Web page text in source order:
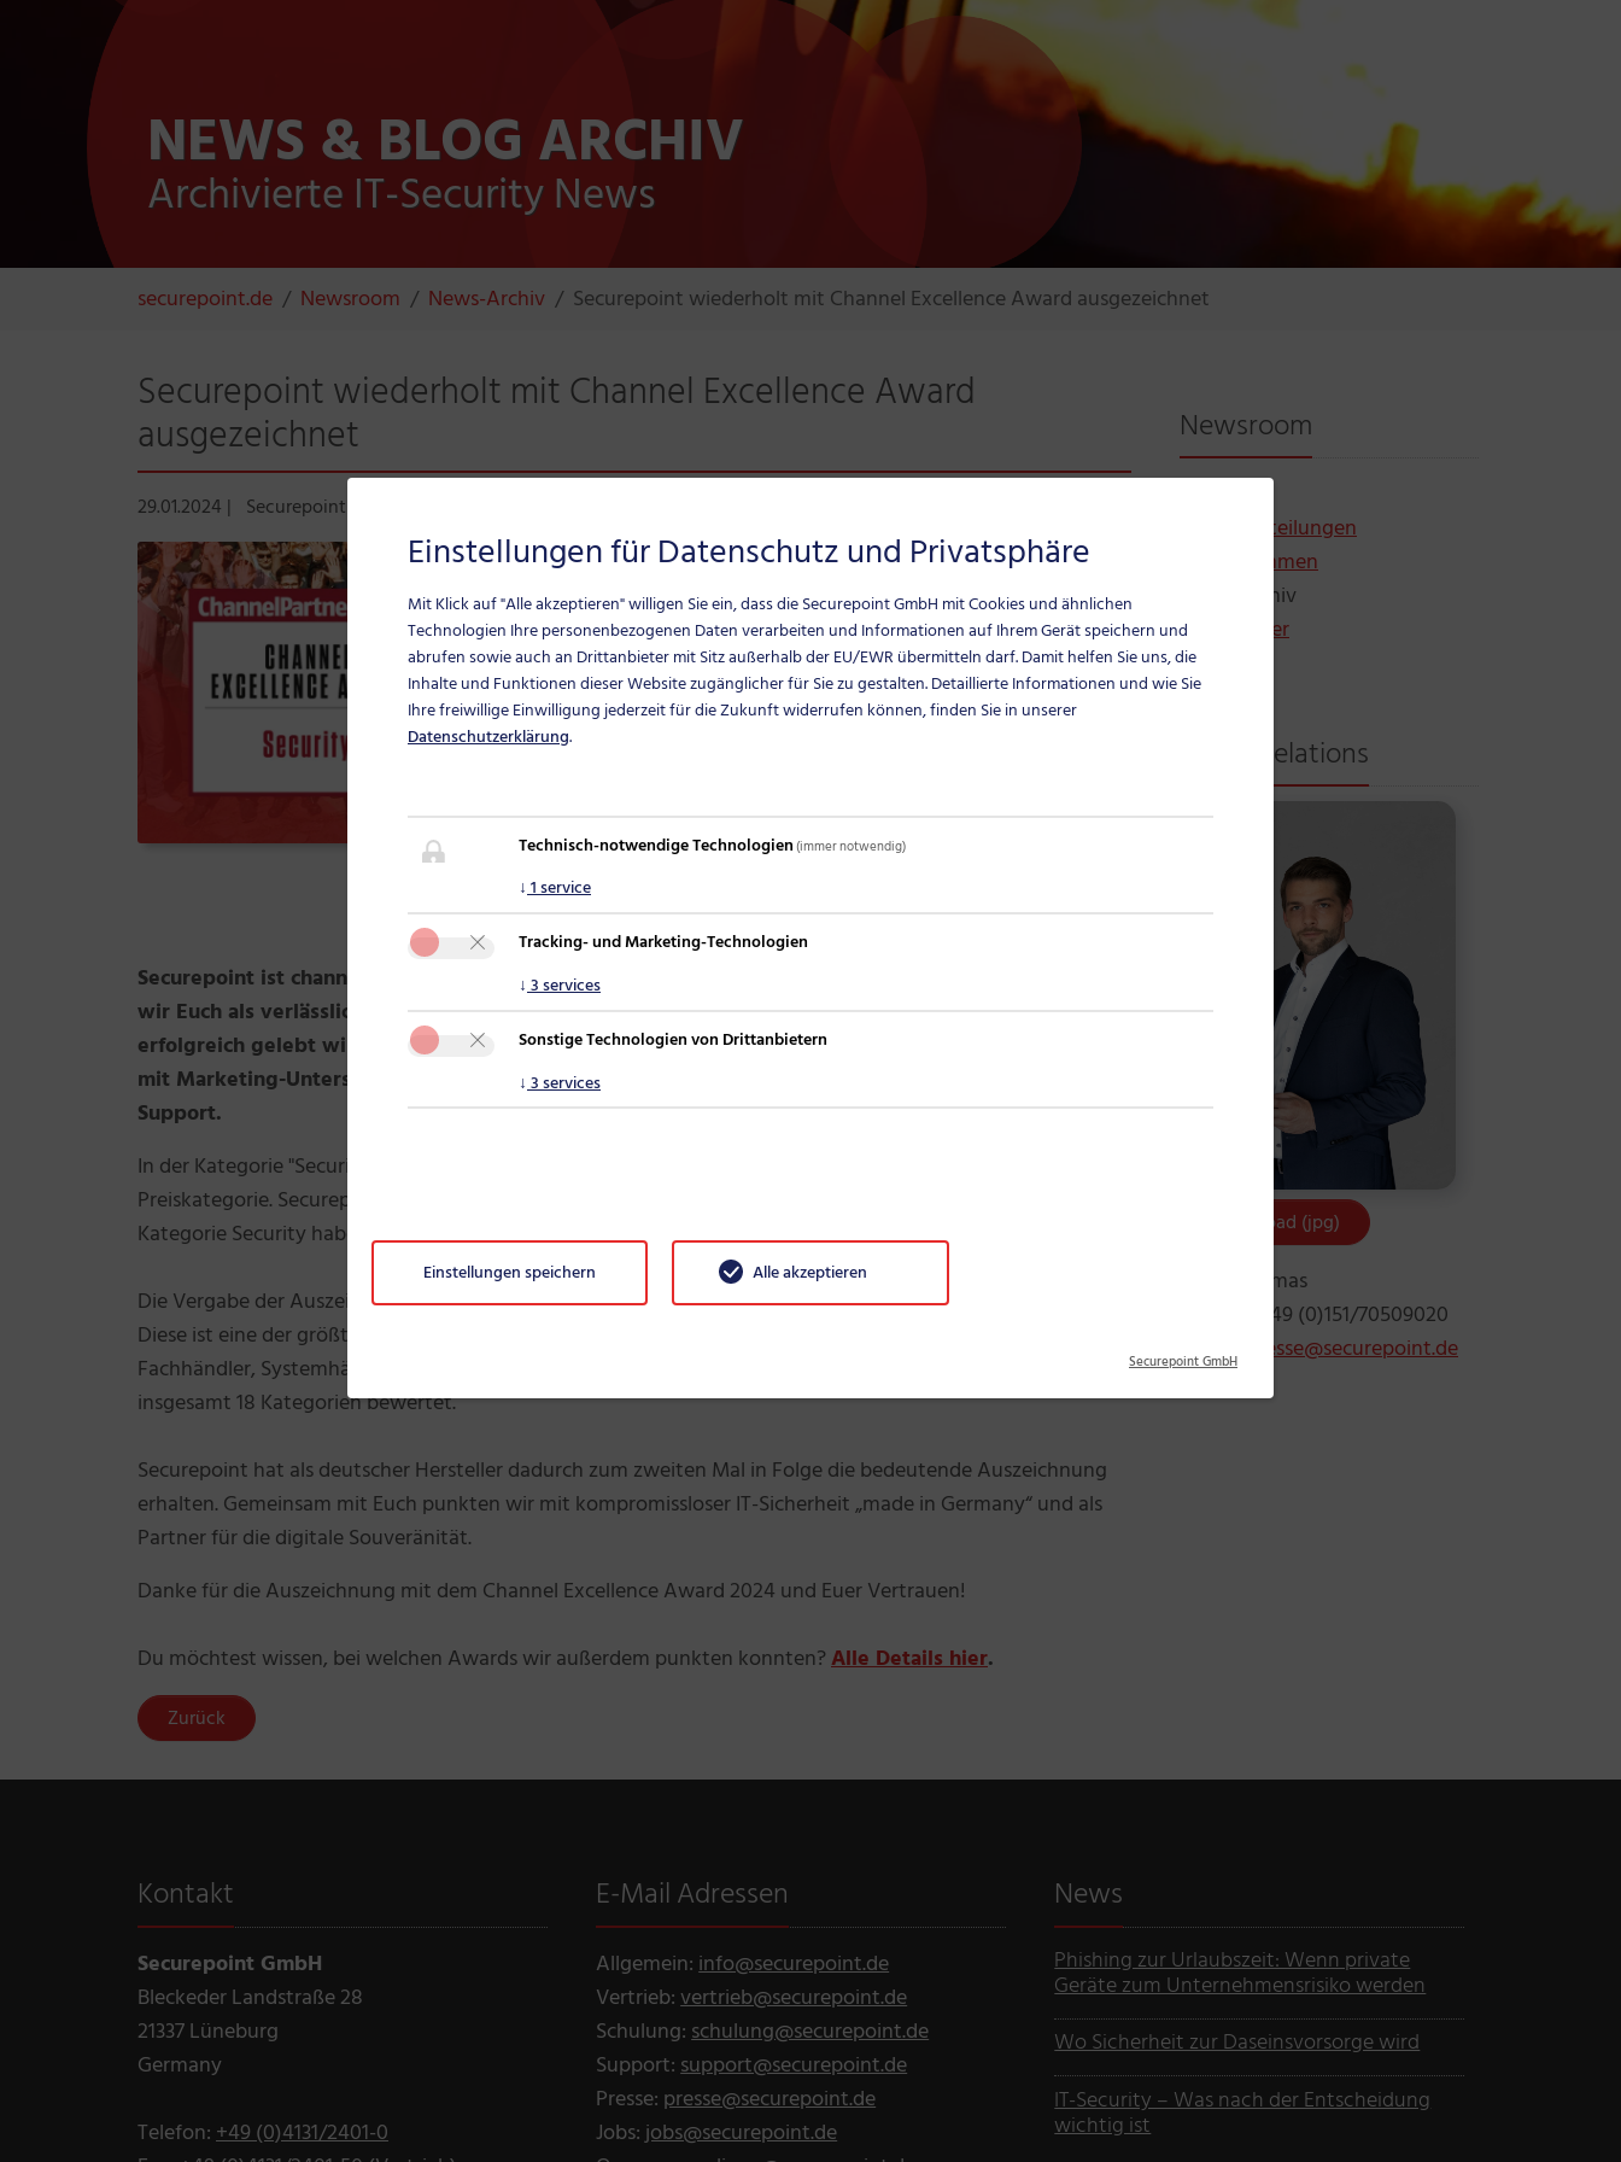
NEWS & BLOG ARCHIV
Archivierte IT-Security News
securepoint.de Newsroom News-Archiv Securepoint wiederholt mit Channel Excellence Award ausgezeichnet
Securepoint wiederholt mit Channel Excellence Award
ausgezeichnet
29.01.2024 | Securepoint
Artikel per E-Mail versenden
Artikel als URL/Link kopieren
Securepoint ist channelfreundlichster Hersteller der IT-Security. Es freut uns ganz besonders, dass
wir Euch als verlässlicher Partner überzeugen. Und das zeigt uns, dass unser Leitgedanke
erfolgreich gelebt wird und bei Euch ankommt. Wir sind für Euch da – mit Schulungen und Training,
mit Marketing-Unterstützung, mit persönlicher Beratung über den Vertrieb und mit technischem
Support.
In der Kategorie "Security" schafften es 19 Anbieter in die Platzierungen - so viele wie in keiner anderen
Preiskategorie. Securepoint wurde insgesamt so gut bewertet wie kein anderer Erstplatzierter. In der
Kategorie Security haben wir in allen abgefragten Bereichen der Studie am Besten abgeschnitten.
Die Vergabe der Auszeichnungen erfolgte auf Basis einer Studie des Marktforschungsinstitutes Context.
Diese ist eine der größten Erhebungen im internationalen ITK-Channel. Über 2.000 Reseller, IT-Dienstleister,
Fachhändler, Systemhäuser und Manages Service-Provider (MSP) haben Hersteller und Distributoren in
insgesamt 18 Kategorien bewertet.
Securepoint hat als deutscher Hersteller dadurch zum zweiten Mal in Folge die bedeutende Auszeichnung
erhalten. Gemeinsam mit Euch punkten wir mit kompromissloser IT-Sicherheit „made in Germany“ und als
Partner für die digitale Souveränität.
Danke für die Auszeichnung mit dem Channel Excellence Award 2024 und Euer Vertrauen!
Du möchtest wissen, bei welchen Awards wir außerdem punkten konnten?Alle Details hier.
Zurück
Newsroom
Pressemitteilungen
Pressestimmen
News-Archiv
Pressebilder
Public Relations
Download (jpg)
Kevin Thomas
Telefon: +49 (0)151/70509020
E-Mail:
presse@securepoint.de
Kontakt
Securepoint GmbH
Bleckeder Landstraße 28
21337 Lüneburg
Germany
Telefon:+49 (0)4131/2401-0
E-Mail Adressen
Allgemein:info@securepoint.de
Vertrieb:vertrieb@securepoint.de
Schulung:schulung@securepoint.de
Support:support@securepoint.de
Presse: presse@securepoint.de
Jobs:jobs@securepoint.de
News
Phishing zur Urlaubszeit: Wenn private
Geräte zum Unternehmensrisiko werden
Wo Sicherheit zur Daseinsvorsorge wird
IT-Security – Was nach der Entscheidung
wichtig ist
Einstellungen für Datenschutz und Privatsphäre
Mit Klick auf "Alle akzeptieren" willigen Sie ein, dass die Securepoint GmbH mit Cookies und ähnlichen
Technologien Ihre personenbezogenen Daten verarbeiten und Informationen auf Ihrem Gerät speichern und
abrufen sowie auch an Drittanbieter mit Sitz außerhalb der EU/EWR übermitteln darf.Damit helfen Sie uns, die
Inhalte und Funktionen dieser Website zugänglicher für Sie zu gestalten. Detaillierte Informationen und wie Sie
Ihre freiwillige Einwilligung jederzeit für die Zukunft widerrufen können, finden Sie in unserer
Datenschutzerklärung.
Technisch-notwendige Technologien(immer notwendig)
↓ 1service
Tracking- und Marketing-Technologien
↓ 3services
Sonstige Technologien von Drittanbietern
↓ 3services
Einstellungen speichern Alle akzeptieren
Securepoint GmbH